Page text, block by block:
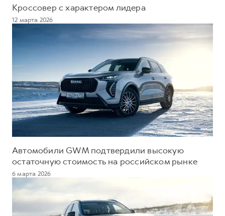
Кроссовер с характером лидера
12 марта 2026
Автомобили GWM подтвердили высокую
остаточную стоимость на российском рынке
6 марта 2026